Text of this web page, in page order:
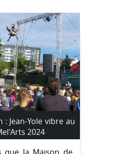
: Jean-Yole vibre au
2024